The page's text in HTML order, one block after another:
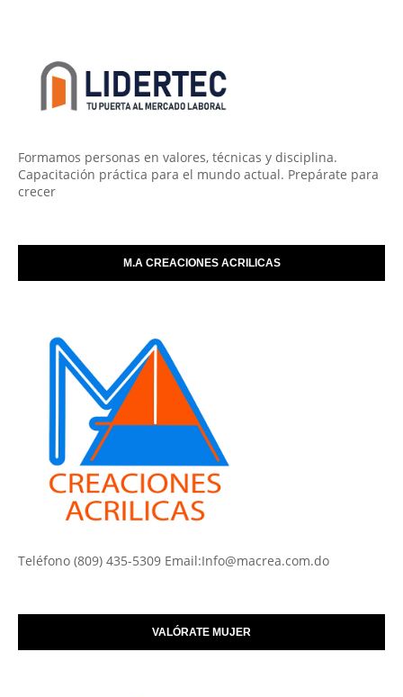
Formamos personas en valores, técnicas y disciplina.
Capacitación práctica para el mundo actual. Prepárate para
crecer
M.A CREACIONES ACRILICAS
Teléfono (809) 435-5309 Email:Info@macrea.com.do
VALÓRATE MUJER